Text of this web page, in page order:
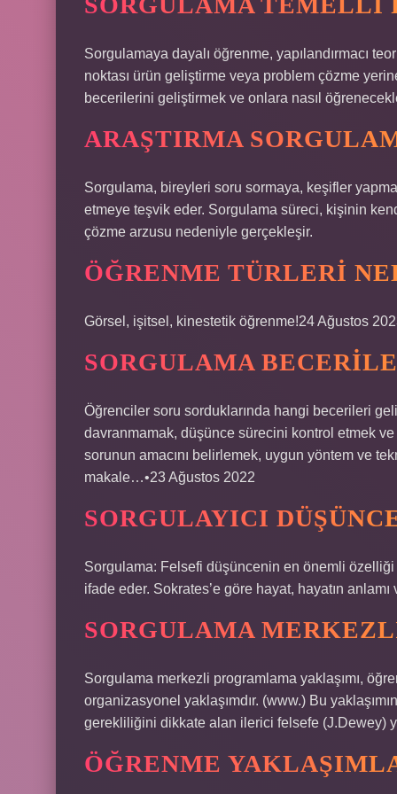
Sorgulamaya dayalı öğrenme, yapılandırmacı
noktası ürün geliştirme veya problem çözme
becerilerini geliştirmek ve onlara nasıl
ARAŞTIRMA
Sorgulama, bireyleri soru sormaya, keşifler
etmeye teşvik eder. Sorgulama süreci, kişinin
çözme arzusu nedeniyle gerçekleşir.
ÖĞRENME TÜRLERI
Görsel, işitsel, kinestetik öğrenme!24 Ağustos
SORGULAMA
Öğrenciler soru sorduklarında hangi becerileri
davranmamak, düşünce sürecini kontrol etmek
sorunun amacını belirlemek, uygun yöntem ve
makale…•23 Ağustos 2022
SORGULAYICI
Sorgulama: Felsefi düşüncenin en önemli özelliği
ifade eder. Sokrates’e göre hayat, hayatın
SORGULAMA
Sorgulama merkezli programlama yaklaşımı,
organizasyonel yaklaşımdır. (www.) Bu
gerekliliğini dikkate alan ilerici felsefe (J.Dewey)
ÖĞRENME